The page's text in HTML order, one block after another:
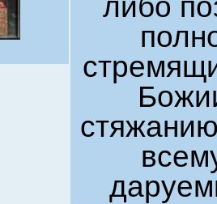
либо